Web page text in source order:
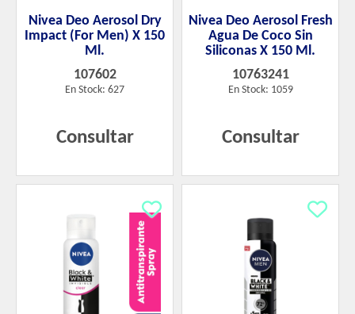
Nivea Deo Aerosol Dry
Impact (For Men) X 150
Ml.
107602
En Stock: 627
Consultar
Nivea Deo Aerosol Fresh
Agua De Coco Sin
Siliconas X 150 Ml.
10763241
En Stock: 1059
Consultar